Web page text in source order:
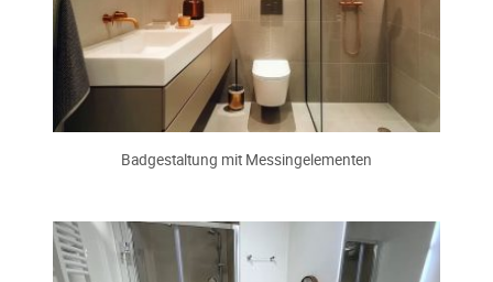
Badgestaltung mit Messingelementen